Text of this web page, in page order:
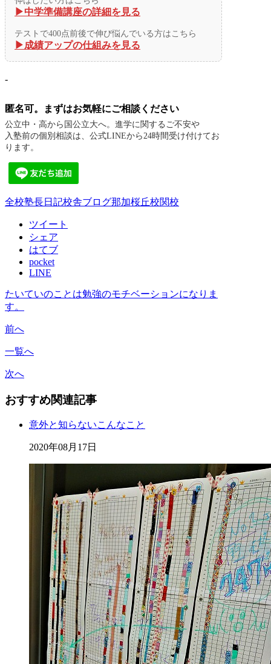
▶︎中学準備講座の詳細を見る
テストで400点前後で伸び悩んでいる方はこちら
▶︎成績アップの仕組みを見る
-
匿名可。まずはお気軽にご相談ください
公立中・高から国公立大へ。進学に関するご不安や
入塾前の個別相談は、公式LINEから24時間受け付けてお
ります。
全校塾長日記校舎ブログ那加桜丘校関校
ツイート
シェア
はてブ
pocket
LINE
たいていのことは勉強のモチベーションになりま
す。
前へ
一覧へ
次へ
おすすめ関連記事
意外と知らないこんなこと
2020年08月17日